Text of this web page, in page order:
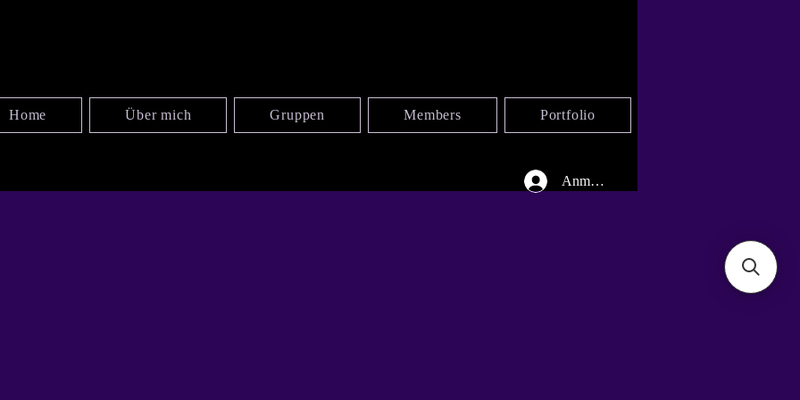
Home Über mich Gruppen Members Portfolio
Anmelden